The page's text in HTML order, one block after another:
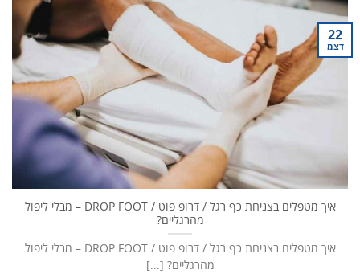
איך מטפלים בצניחת כף רגל / דרופ פוט / DROP FOOT – מבלי ליפול
מהרגליים?
איך מטפלים בצניחת כף רגל / דרופ פוט / DROP FOOT – מבלי ליפול
מהרגליים? [...]
22
דצמ